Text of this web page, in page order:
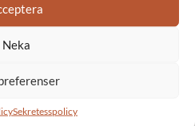
Neka
Sekretesspolicy